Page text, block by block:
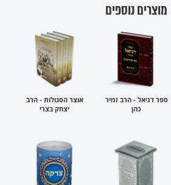
מוצרים נוספים
ספר דניאל - הרב זמיר
כהן
אוצר הסגולות - הרב
יצחק בצרי